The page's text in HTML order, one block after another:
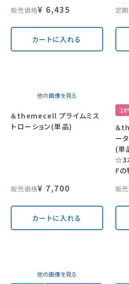
販売価格¥ 6,435
カートに入れる
定
他の画像を見る
＆themecell プライムミス
トローション(単品)
販売価格¥ 7,700
カートに入れる
＆
ー
(単
☆3
Fの
販
他の画像を見る